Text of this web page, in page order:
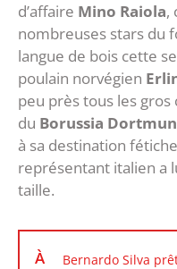
d’affaire Mino Raiola,
nombreuses stars du
langue de bois cette
poulain norvégien
peu près tous les gros
du Borussia
à sa destination
représentant italien a
taille.
À
Bernardo Silva